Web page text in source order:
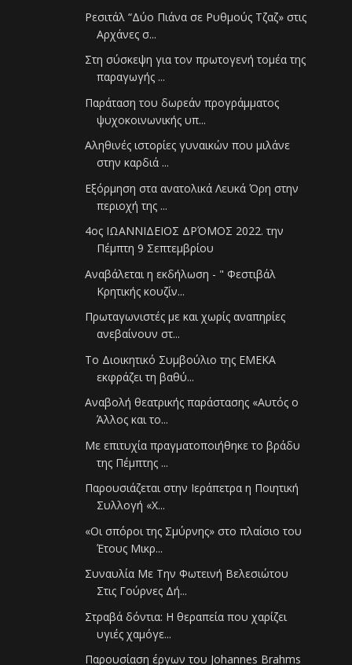
Ρεσιτάλ “Δύο Πιάνα σε Ρυθμούς Τζαζ» στις
Αρχάνες σ...
Στη σύσκεψη για τον πρωτογενή τομέα της
παραγωγής ...
Παράταση του δωρεάν προγράμματος
ψυχοκοινωνικής υπ...
Αληθινές ιστορίες γυναικών που μιλάνε
στην καρδιά ...
Eξόρμηση στα ανατολικά Λευκά Όρη στην
περιοχή της ...
4ος ΙΩΑΝΝΙΔΕΙΟΣ ΔΡΌΜΟΣ 2022. την
Πέμπτη 9 Σεπτεμβρίου
Αναβάλεται η εκδήλωση - " Φεστιβάλ
Κρητικής κουζίν...
Πρωταγωνιστές με και χωρίς αναπηρίες
ανεβαίνουν στ...
Το Διοικητικό Συμβούλιο της ΕΜΕΚΑ
εκφράζει τη βαθύ...
Αναβολή θεατρικής παράστασης «Αυτός ο
Άλλος και το...
Με επιτυχία πραγματοποιήθηκε το βράδυ
της Πέμπτης ...
Παρουσιάζεται στην Ιεράπετρα η Ποιητική
Συλλογή «Χ...
«Οι σπόροι της Σμύρνης» στο πλαίσιο του
Έτους Μικρ...
Συναυλία Με Την Φωτεινή Βελεσιώτου
Στις Γούρνες Δή...
Στραβά δόντια: Η θεραπεία που χαρίζει
υγιές χαμόγε...
Παρουσίαση έργων του Johannes Brahms